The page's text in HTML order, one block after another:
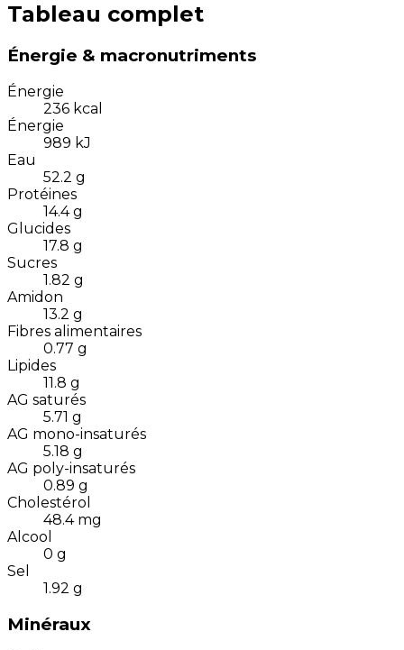
Tableau complet
Énergie & macronutriments
Énergie
236 kcal
Énergie
989 kJ
Eau
52.2 g
Protéines
14.4 g
Glucides
17.8 g
Sucres
1.82 g
Amidon
13.2 g
Fibres alimentaires
0.77 g
Lipides
11.8 g
AG saturés
5.71 g
AG mono-insaturés
5.18 g
AG poly-insaturés
0.89 g
Cholestérol
48.4 mg
Alcool
0 g
Sel
1.92 g
Minéraux